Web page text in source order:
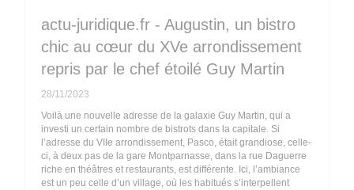
actu-juridique.fr - Augustin, un bistro
chic au cœur du XVe arrondissement
repris par le chef étoilé Guy Martin
28/11/2023
Voilà une nouvelle adresse de la galaxie Guy Martin, qui a
investi un certain nombre de bistrots dans la capitale. Si
l’adresse du VIIe arrondissement, Pasco, était grandiose, celle-
ci, à deux pas de la gare Montparnasse, dans la rue Daguerre
riche en théâtres et restaurants, est différente. Ici, l’ambiance
est un peu celle d’un village, où les habitués s’interpellent